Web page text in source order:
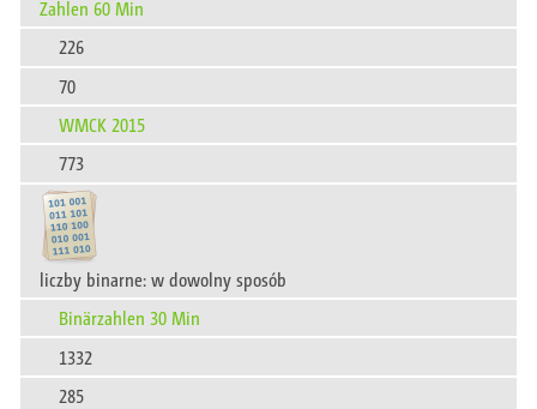
Zahlen 60 Min
226
70
WMCK 2015
773
liczby binarne: w dowolny sposób
Binärzahlen 30 Min
1332
285